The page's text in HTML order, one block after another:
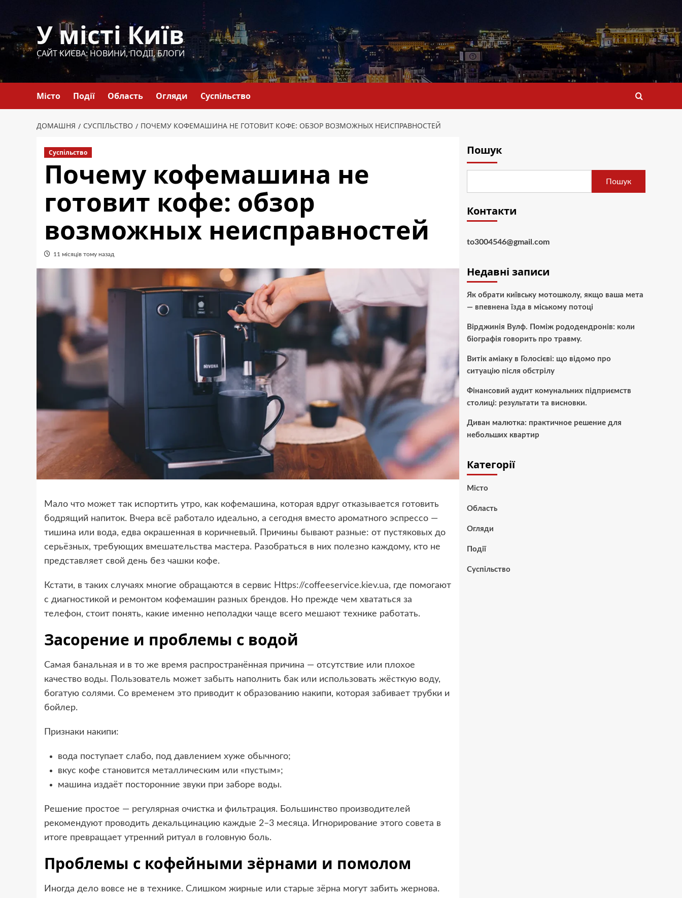
вмісту
У місті Київ
САЙТ КИЄВА: НОВИНИ, ПОДІЇ, БЛОГИ
Місто Події Область Огляди Суспільство
ДОМАШНЯ СУСПІЛЬСТВО ПОЧЕМУ КОФЕМАШИНА НЕ ГОТОВИТ КОФЕ: ОБЗОР ВОЗМОЖНЫХ НЕИСПРАВНОСТЕЙ
Суспільство
Почему кофемашина не
готовит кофе: обзор
возможных неисправностей
11 місяців тому назад
Мало что может так испортить утро, как кофемашина, которая вдруг отказывается готовить
бодрящий напиток. Вчера всё работало идеально, а сегодня вместо ароматного эспрессо —
тишина или вода, едва окрашенная в коричневый. Причины бывают разные: от пустяковых до
серьёзных, требующих вмешательства мастера. Разобраться в них полезно каждому, кто не
представляет свой день без чашки кофе.
Кстати, в таких случаях многие обращаются в сервис Https://coffeeservice.kiev.ua, где помогают
с диагностикой и ремонтом кофемашин разных брендов. Но прежде чем хвататься за
телефон, стоит понять, какие именно неполадки чаще всего мешают технике работать.
Засорение и проблемы с водой
Самая банальная и в то же время распространённая причина — отсутствие или плохое
качество воды. Пользователь может забыть наполнить бак или использовать жёсткую воду,
богатую солями. Со временем это приводит к образованию накипи, которая забивает трубки и
бойлер.
Признаки накипи:
вода поступает слабо, под давлением хуже обычного;
вкус кофе становится металлическим или «пустым»;
машина издаёт посторонние звуки при заборе воды.
Решение простое — регулярная очистка и фильтрация. Большинство производителей
рекомендуют проводить декальцинацию каждые 2–3 месяца. Игнорирование этого совета в
итоге превращает утренний ритуал в головную боль.
Проблемы с кофейными зёрнами и помолом
Иногда дело вовсе не в технике. Слишком жирные или старые зёрна могут забить жернова.
Пошук
Пошук
Контакти
to3004546@gmail.com
Недавні записи
Як обрати київську мотошколу, якщо ваша мета
— впевнена їзда в міському потоці
Вірджинія Вулф. Поміж рододендронів: коли
біографія говорить про травму.
Витік аміаку в Голосієві: що відомо про
ситуацію після обстрілу
Фінансовий аудит комунальних підприємств
столиці: результати та висновки.
Диван малютка: практичное решение для
небольших квартир
Категорії
Місто
Область
Огляди
Події
Суспільство